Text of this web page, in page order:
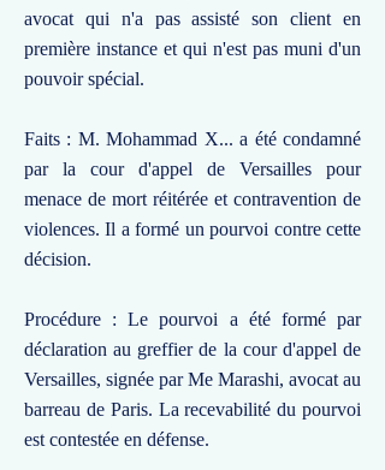
avocat qui n'a pas assisté son client en
première instance et qui n'est pas muni d'un
pouvoir spécial.
Faits : M. Mohammad X... a été condamné
par la cour d'appel de Versailles pour
menace de mort réitérée et contravention de
violences. Il a formé un pourvoi contre cette
décision.
Procédure : Le pourvoi a été formé par
déclaration au greffier de la cour d'appel de
Versailles, signée par Me Marashi, avocat au
barreau de Paris. La recevabilité du pourvoi
est contestée en défense.